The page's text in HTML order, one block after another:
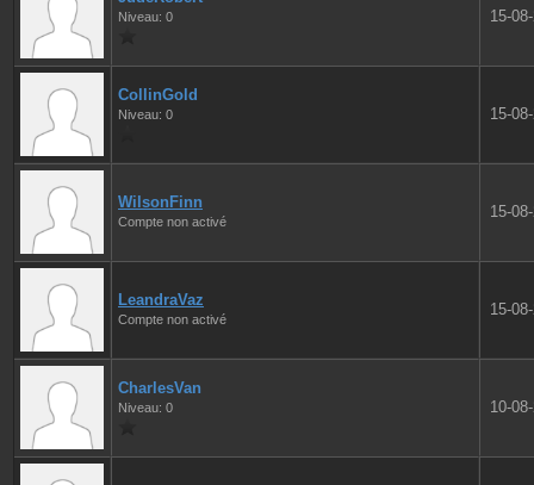
Niveau: 0 15-
CollinGold
Niveau: 0 15-
WilsonFinn
Compte non activé
15-
LeandraVaz
Compte non activé
15-
CharlesVan
Niveau: 0 10-